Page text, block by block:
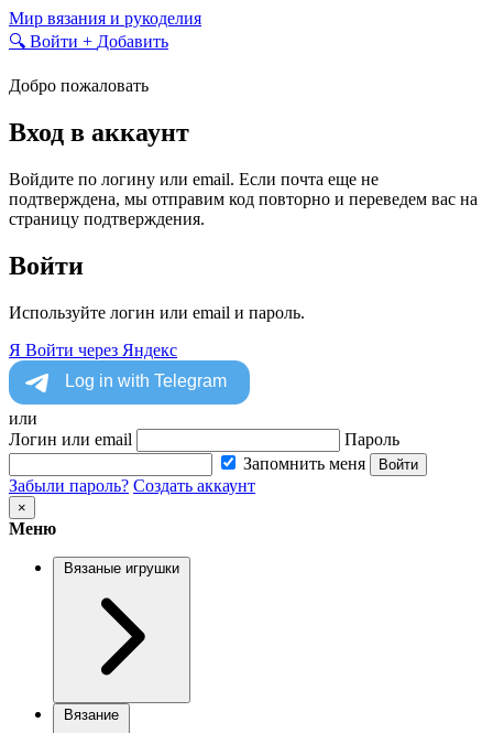
Skip
to
Мир вязания и рукоделия
🔍 Войти + Добавить
Добро пожаловать
Вход в аккаунт
Войдите по логину или email. Если почта еще не
подтверждена, мы отправим код повторно и переведем вас на
страницу подтверждения.
Войти
Используйте логин или email и пароль.
Я Войти через Яндекс
или
Логин или email
Пароль
Запомнить меня
Войти
Забыли пароль? Создать аккаунт
×
Меню
Вязаные игрушки
Вязание